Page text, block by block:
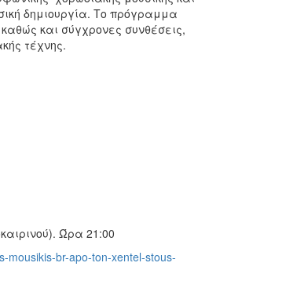
δημιουργία. Το πρόγραμμα
και σύγχρονες συνθέσεις,
τέχνης.
Ώρα 21:00
mousikis-br-apo-ton-xentel-stous-